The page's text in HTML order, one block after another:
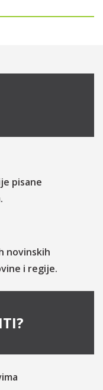
pisane
novinskih
i regije.